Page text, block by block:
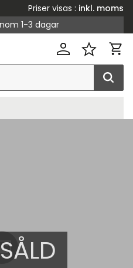
Priser visas
inkl. moms
1-3 dagar